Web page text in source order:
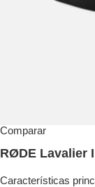
Comparar
RØDE Lavalier
Características